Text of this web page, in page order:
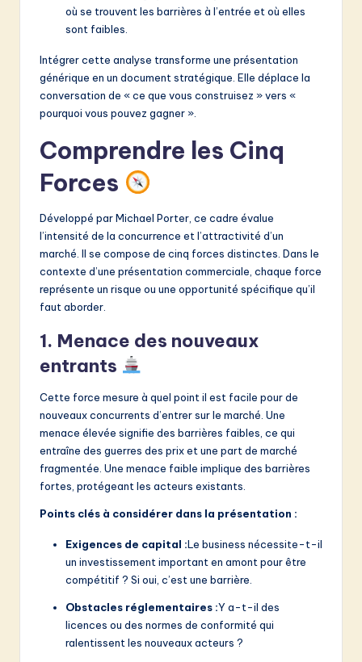
où se trouvent les barrières à l’entrée et où elles
sont faibles.
Intégrer cette analyse transforme une présentation
générique en un document stratégique. Elle déplace la
conversation de « ce que vous construisez » vers «
pourquoi vous pouvez gagner ».
Comprendre les Cinq
Forces
Développé par Michael Porter, ce cadre évalue
l’intensité de la concurrence et l’attractivité d’un
marché. Il se compose de cinq forces distinctes. Dans le
contexte d’une présentation commerciale, chaque force
représente un risque ou une opportunité spécifique qu’il
faut aborder.
1. Menace des nouveaux
entrants
Cette force mesure à quel point il est facile pour de
nouveaux concurrents d’entrer sur le marché. Une
menace élevée signifie des barrières faibles, ce qui
entraîne des guerres des prix et une part de marché
fragmentée. Une menace faible implique des barrières
fortes, protégeant les acteurs existants.
Points clés à considérer dans la présentation :
Exigences de capital :Le business nécessite-t-il
un investissement important en amont pour être
compétitif ? Si oui, c’est une barrière.
Obstacles réglementaires :Y a-t-il des
licences ou des normes de conformité qui
ralentissent les nouveaux acteurs ?